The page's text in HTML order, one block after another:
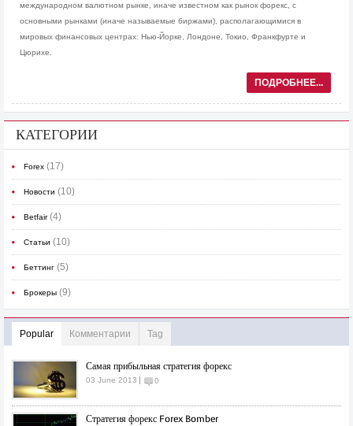
международном валютном рынке, иначе известном как рынок форекс, с
основными рынками (иначе называемые биржами), располагающимися в
мировых финансовых центрах: Нью-Йорке, Лондоне, Токио, Франкфурте и
Цюрихе.
ПОДРОБНЕЕ...
КАТЕГОРИИ
Forex (17)
Новости (10)
Betfair (4)
Статьи (10)
Беттинг (5)
Брокеры (9)
Popular Комментарии Tag
Самая прибыльная стратегия форекс
03 June 2013 0
Стратегия форекс Forex Bomber